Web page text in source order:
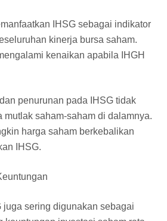
IHSG sebagai indikator
kinerja bursa saham.
kenaikan apabila IHGH
penurunan pada IHSG tidak
mutlak saham-saham di dalamnya.
harga saham berkebalikan
IHSG.
juga sering digunakan sebagai